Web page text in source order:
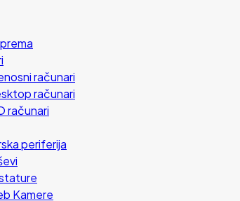
računari
računari
računari
periferija
Kamere